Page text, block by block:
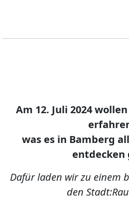
Am 12. Juli 2024
was es in Bamberg
entdecken
Dafür laden wir zu einem
den